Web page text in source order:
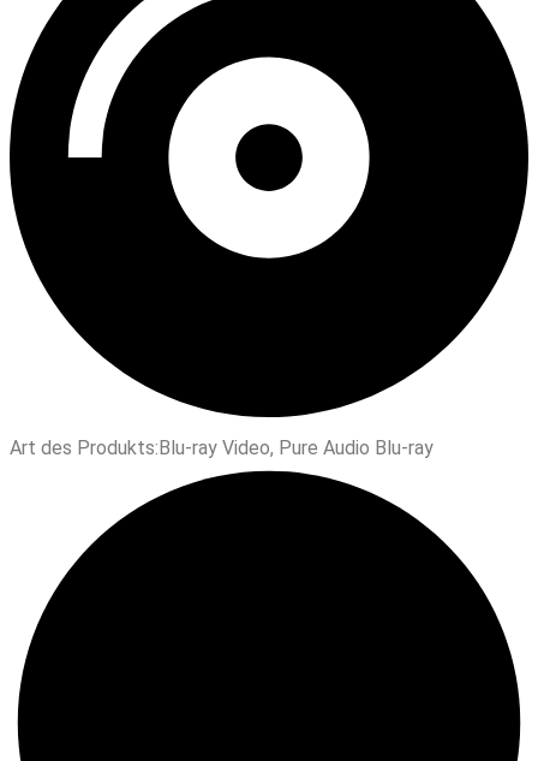
Art des Produkts: Blu-ray Video, Pure Audio Blu-ray